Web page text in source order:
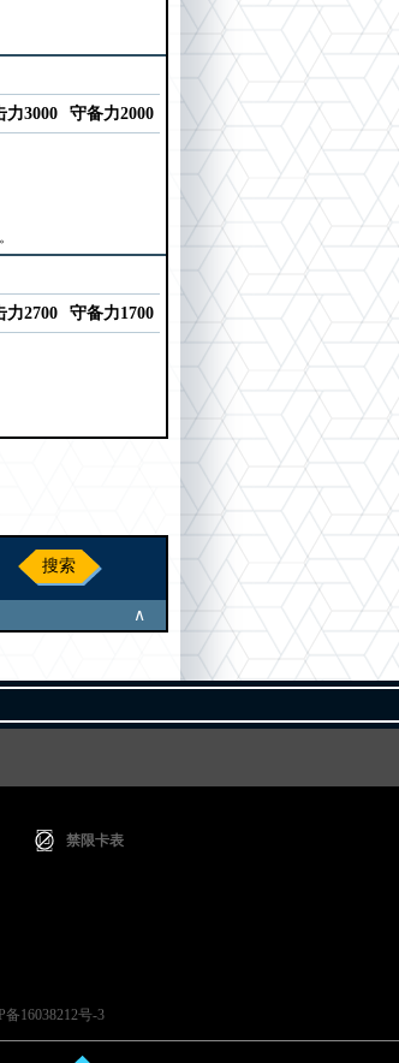
力3000 守备力2000
力2700 守备力1700
搜索
∧
禁限卡表
备16038212号-3